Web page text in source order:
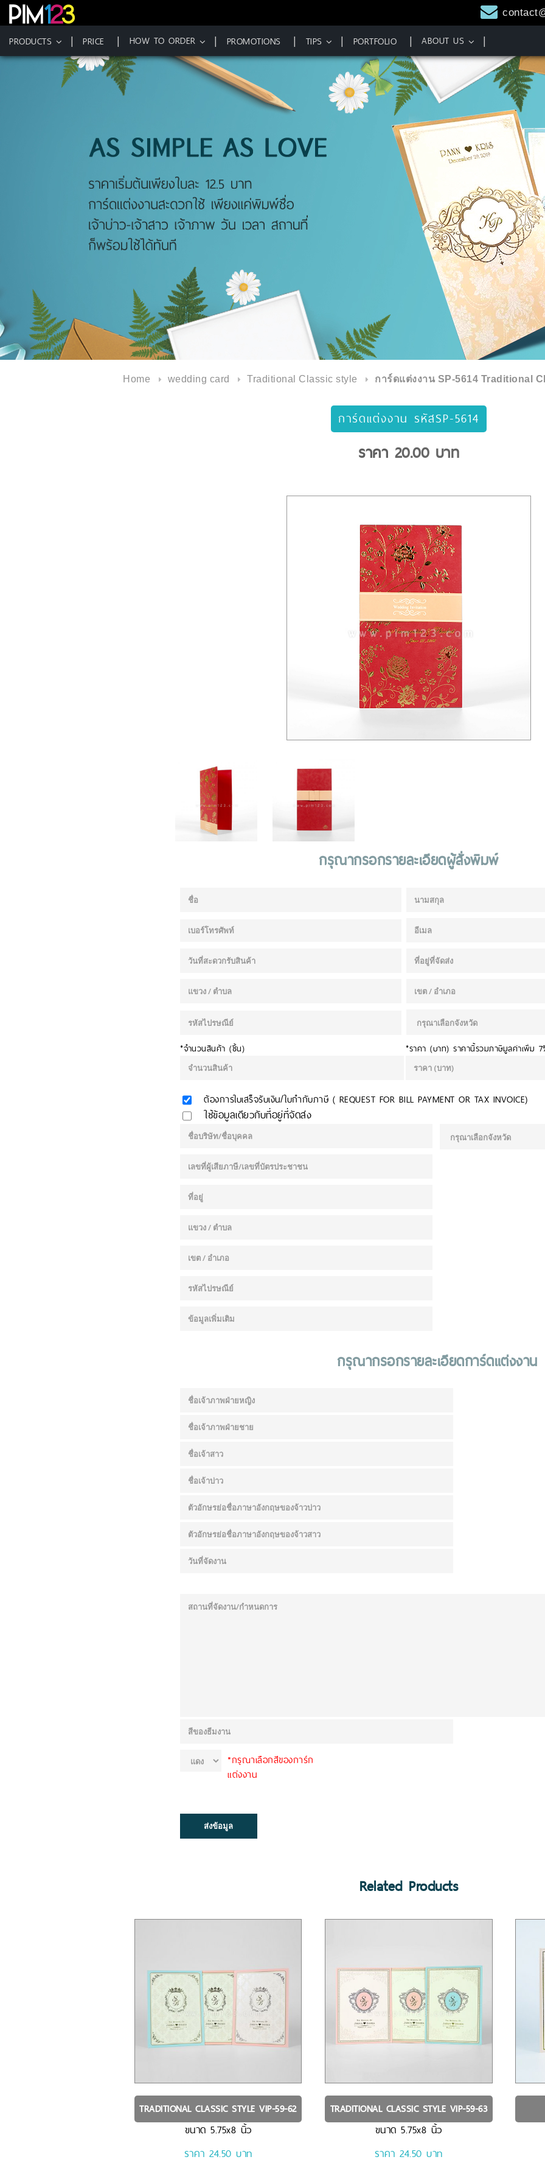
Skip
PRODUCTS PRICE HOW TO ORDER PROMOTIONS TIPS PORTFOLIO ABOUT US
Home wedding card Traditional Classic style การ์ดแต่งงาน SP-5614 Traditional
การ์ดแต่งงาน รหัสSP-5614
ราคา 20.00 บาท
กรุณากรอกรายละเอียดผู้สั่งพิมพ์
*จำนวนสินค้า (ชิ้น) *ราคา (บาท) ราคานี้รวมภาษีมูลค่าเพิ่ม
ต้องการใบเสร็จรับเงิน/ใบกำกับภาษี ( REQUEST FOR BILL PAYMENT OR TAX INVOICE)
ใช้ข้อมูลเดียวกับที่อยู่ที่จัดส่ง
กรุณากรอกรายละเอียดการ์ดแต่งงาน
*กรุณาเลือกสีของการ์ก
แต่งงาน
Related Products
TRADITIONAL CLASSIC STYLEVIP-59-62
ขนาด5.75x8 นิ้ว
ราคา 24.50 บาท
TRADITIONAL CLASSIC STYLE VIP-59-63
ขนาด5.75x8 นิ้ว
ราคา 24.50 บาท